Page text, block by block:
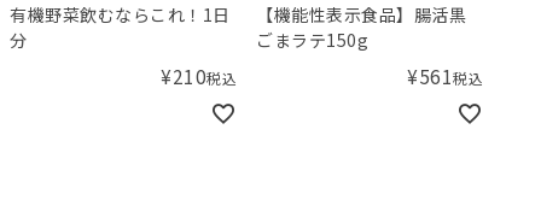
有機野菜飲むならこれ！1日
分
¥210税込
【機能性表示食品】腸活黒
ごまラテ150g
¥561税込